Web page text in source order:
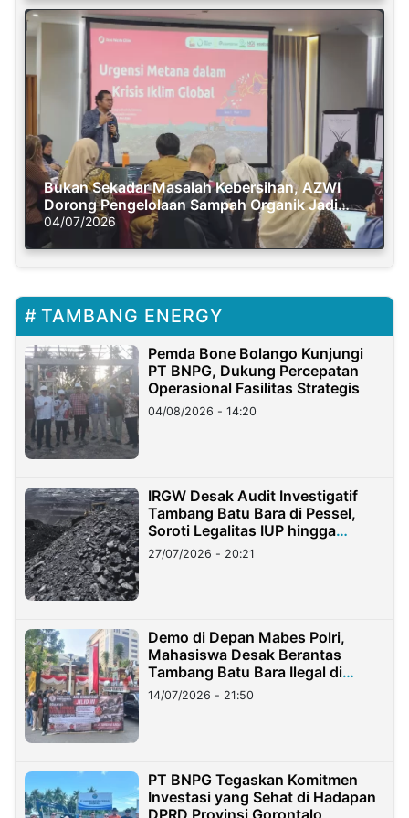
Bukan Sekadar Masalah Kebersihan, AZWI
Dorong Pengelolaan Sampah Organik Jadi
Solusi Krisis Iklim
04/07/2026
TAMBANG ENERGY
Pemda Bone Bolango Kunjungi
PT BNPG, Dukung Percepatan
Operasional Fasilitas Strategis
04/08/2026 - 14:20
IRGW Desak Audit Investigatif
Tambang Batu Bara di Pessel,
Soroti Legalitas IUP hingga
Stockpile
27/07/2026 - 20:21
Demo di Depan Mabes Polri,
Mahasiswa Desak Berantas
Tambang Batu Bara Ilegal di
Lampung
14/07/2026 - 21:50
PT BNPG Tegaskan Komitmen
Investasi yang Sehat di Hadapan
DPRD Provinsi Gorontalo